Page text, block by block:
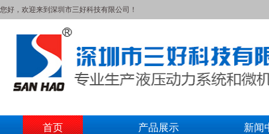
您好，欢迎来到深圳市三好科技有限公司！
首页 产品展示 新闻